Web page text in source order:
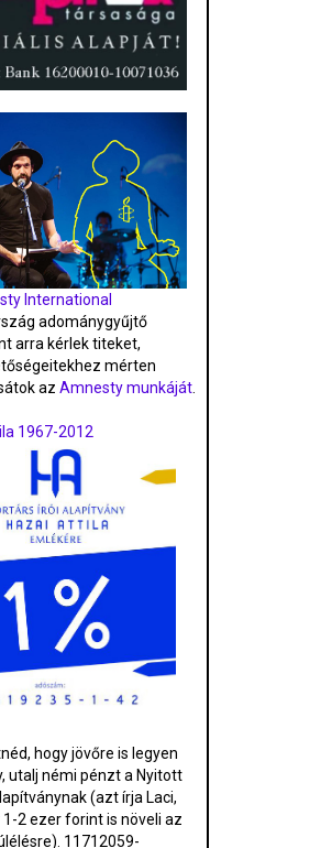
International
adománygyűjtő
arra kérlek titeket,
mérten
az Amnesty munkáját.
1967-2012
hogy jövőre is legyen
utalj némi pénzt a Nyitott
(azt írja Laci,
1-2 ezer forint is növeli az
11712059-